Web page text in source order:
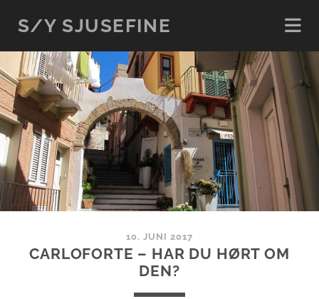
S/Y SJUSEFINE
10. JUNI 2017
CARLOFORTE – HAR DU HØRT OM
DEN?